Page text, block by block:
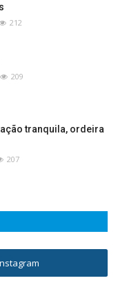
212
209
tranquila, ordeira
207